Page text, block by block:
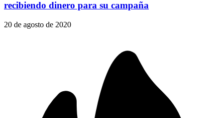
recibiendo dinero para su campaña
20 de agosto de 2020